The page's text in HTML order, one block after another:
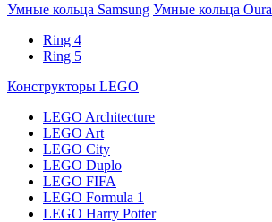
Умные кольца Samsung Умные кольца Oura
Ring 4
Ring 5
Конструкторы LEGO
LEGO Architecture
LEGO Art
LEGO City
LEGO Duplo
LEGO FIFA
LEGO Formula 1
LEGO Harry Potter